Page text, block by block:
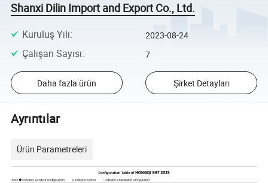
Shanxi Dilin Import and Export Co., Ltd.
Kuruluş Yılı: 2023-08-24
Çalışan Sayısı: 7
Daha fazla ürün Şirket Detayları
Ayrıntılar
Ürün Parametreleri